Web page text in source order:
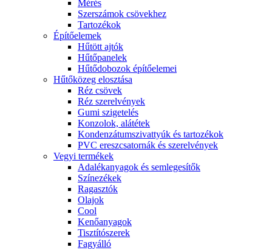
Mérés
Szerszámok csövekhez
Tartozékok
Építőelemek
Hűtött ajtók
Hűtőpanelek
Hűtődobozok építőelemei
Hűtőközeg elosztása
Réz csövek
Réz szerelvények
Gumi szigetelés
Konzolok, alátétek
Kondenzátumszivattyúk és tartozékok
PVC ereszcsatornák és szerelvények
Vegyi termékek
Adalékanyagok és semlegesítők
Színezékek
Ragasztók
Olajok
Cool
Kenőanyagok
Tisztítószerek
Fagyálló